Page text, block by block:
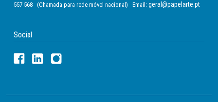
557 568 (Chamada para rede móvel nacional) Email: geral@papelarte.pt
Social